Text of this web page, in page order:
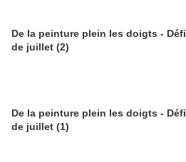
De la peinture plein les doigts - Défi
de juillet (2)
De la peinture plein les doigts - Défi
de juillet (1)